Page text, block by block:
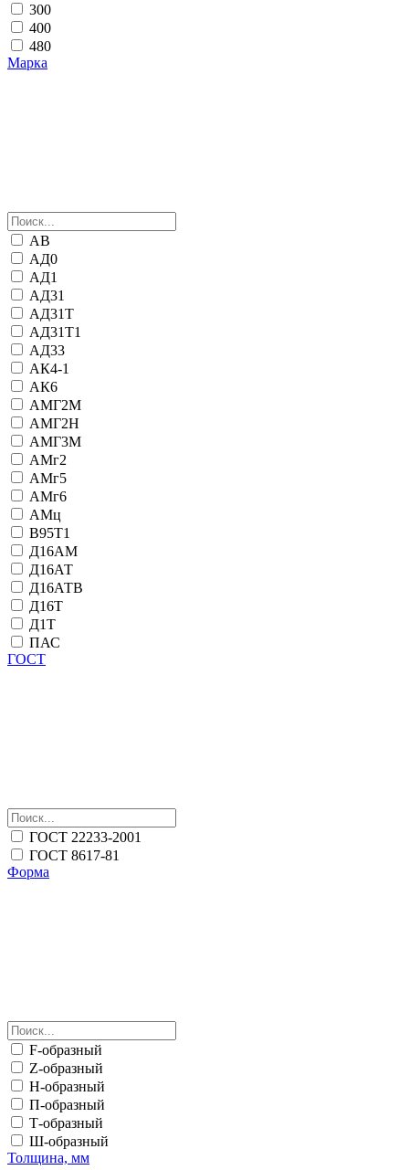
300
400
480
Марка
АВ
АД0
АД1
АД31
АД31Т
АД31Т1
АД33
АК4-1
АК6
АМГ2М
АМГ2Н
АМГ3М
АМг2
АМг5
АМг6
АМц
В95Т1
Д16АМ
Д16АТ
Д16АТВ
Д16Т
Д1Т
ПАС
ГОСТ
ГОСТ 22233-2001
ГОСТ 8617-81
Форма
F-образный
Z-образный
Н-образный
П-образный
Т-образный
Ш-образный
Толщина, мм